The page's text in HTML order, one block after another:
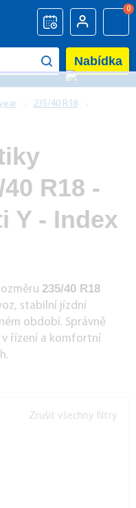
0
Nabídka
235/40 R18
R18 -
Y - Index
235/40 R18
stabilní jízdní
období. Správně
řízení a komfortní
Zrušit všechny filtry